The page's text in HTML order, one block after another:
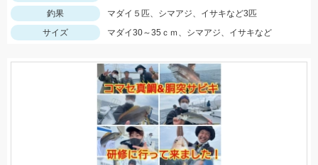
釣果
マダイ５匹、シマアジ、イサキなど3匹
サイズ
マダイ30～35ｃｍ、シマアジ、イサキなど